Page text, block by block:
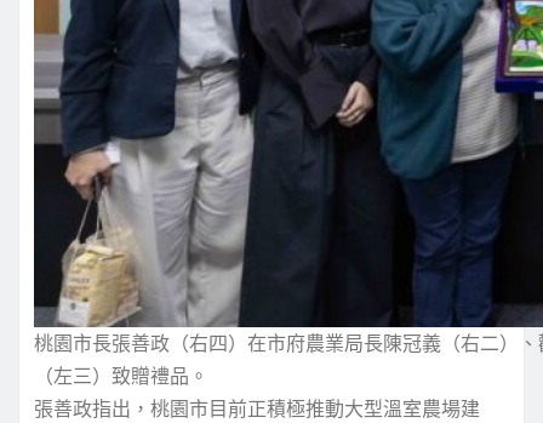
桃園市長張善政（右四）在市府農業局長陳冠義（右二）
（左三）致贈禮品。
張善政指出，桃園市目前正積極推動大型溫室農場建